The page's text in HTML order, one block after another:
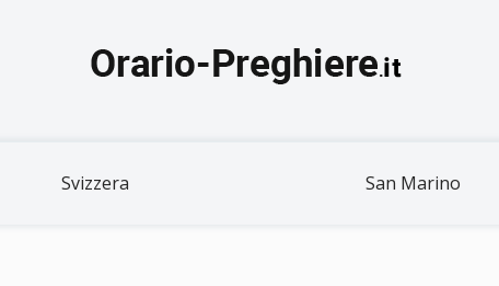
Svizzera San Marino